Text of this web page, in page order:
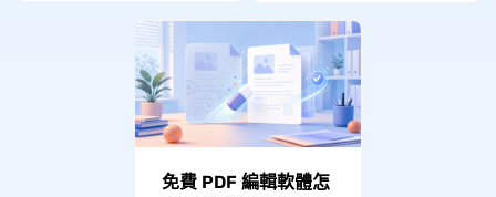
免費 PDF 編輯軟體怎